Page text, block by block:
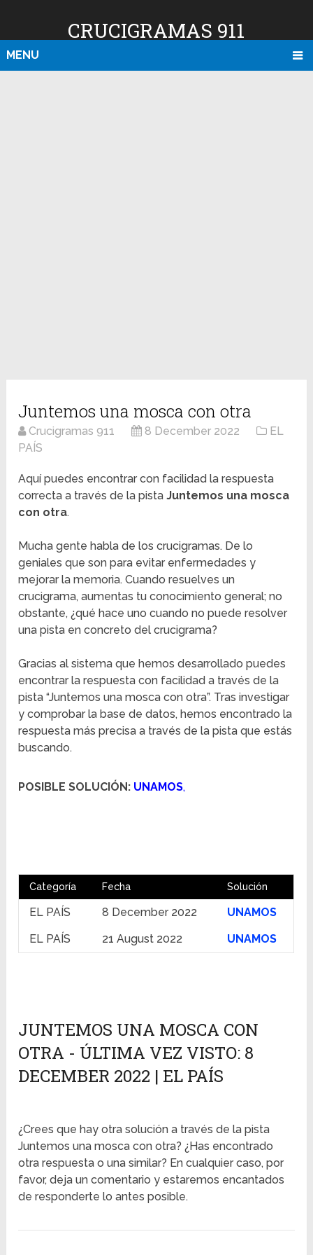
CRUCIGRAMAS 911
MENU
Juntemos una mosca con otra
Crucigramas 911 8 December 2022
EL
PAÍS
Aquí puedes encontrar con facilidad la respuesta
correcta a través de la pistaJuntemos una mosca
con otra.
Mucha gente habla de los crucigramas. De lo
geniales que son para evitar enfermedades y
mejorar la memoria. Cuando resuelves un
crucigrama, aumentas tu conocimiento general; no
obstante, ¿qué hace uno cuando no puede resolver
una pista en concreto del crucigrama?
Gracias al sistema que hemos desarrollado puedes
encontrar la respuesta con facilidad a través de la
pista “Juntemos una mosca con otra”. Tras investigar
y comprobar la base de datos, hemos encontrado la
respuesta más precisa a través de la pista que estás
buscando.
POSIBLE SOLUCIÓN: UNAMOS,
Categoría Fecha Solución
EL PAÍS 8 December 2022
UNAMOS
EL PAÍS
21 August 2022 UNAMOS
JUNTEMOS UNA MOSCA CON
OTRA - ÚLTIMA VEZ VISTO: 8
DECEMBER 2022 | EL PAÍS
¿Crees que hay otra solución a través de la pista
Juntemos una mosca con otra? ¿Has encontrado
otra respuesta o una similar? En cualquier caso, por
favor, deja un comentario y estaremos encantados
de responderte lo antes posible.